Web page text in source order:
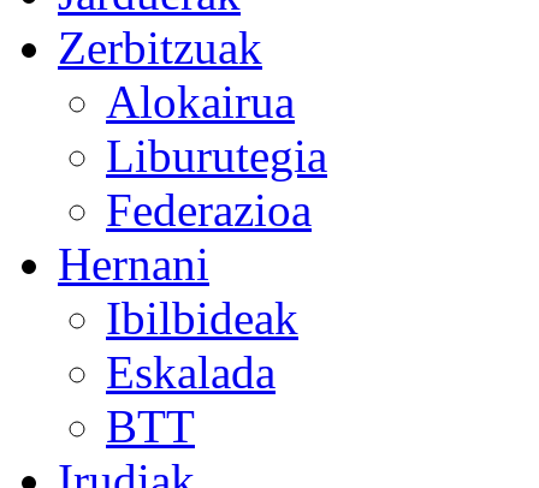
Zerbitzuak
Alokairua
Liburutegia
Federazioa
Hernani
Ibilbideak
Eskalada
BTT